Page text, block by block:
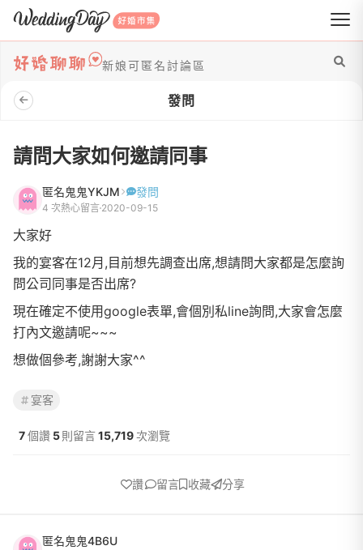
WeddingDay 好婚市集
新娘可匿名討論區
發問
請問大家如何邀請同事
匿名鬼鬼YKJM 發問
4 次熱心留言 2020-09-15
大家好
我的宴客在12月,目前想先調查出席,想請問大家都是怎麼詢
問公司同事是否出席?
現在確定不使用google表單,會個別私line詢問,大家會怎麼
打內文邀請呢~~~
想做個參考,謝謝大家^^
宴客
7個讚 5 則留言15,719次瀏覽
讚 留言 收藏 分享
匿名鬼鬼4B6U